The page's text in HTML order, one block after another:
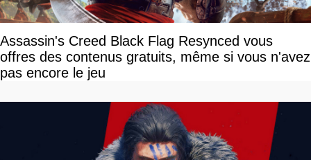
Assassin's Creed Black Flag Resynced vous
offres des contenus gratuits, même si vous n'avez
pas encore le jeu